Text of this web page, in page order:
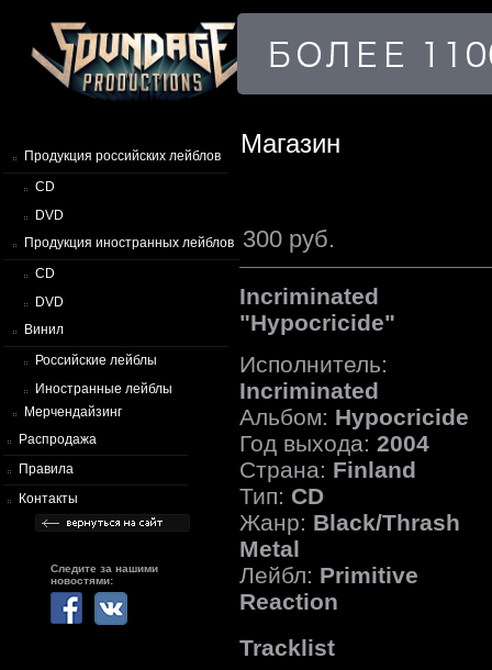
Продукция российских лейблов
CD
DVD
Продукция иностранных лейблов
CD
DVD
Винил
Российские лейблы
Иностранные лейблы
Мерчендайзинг
Распродажа
Правила
Контакты
Следите за нашими
новостями:
Магазин
300 руб.
Incriminated
"Hypocricide"
Исполнитель:
Incriminated
Альбом: Hypocricide
Год выхода: 2004
Страна: Finland
Тип: CD
Жанр: Black/Thrash
Metal
Лейбл: Primitive
Reaction
Tracklist